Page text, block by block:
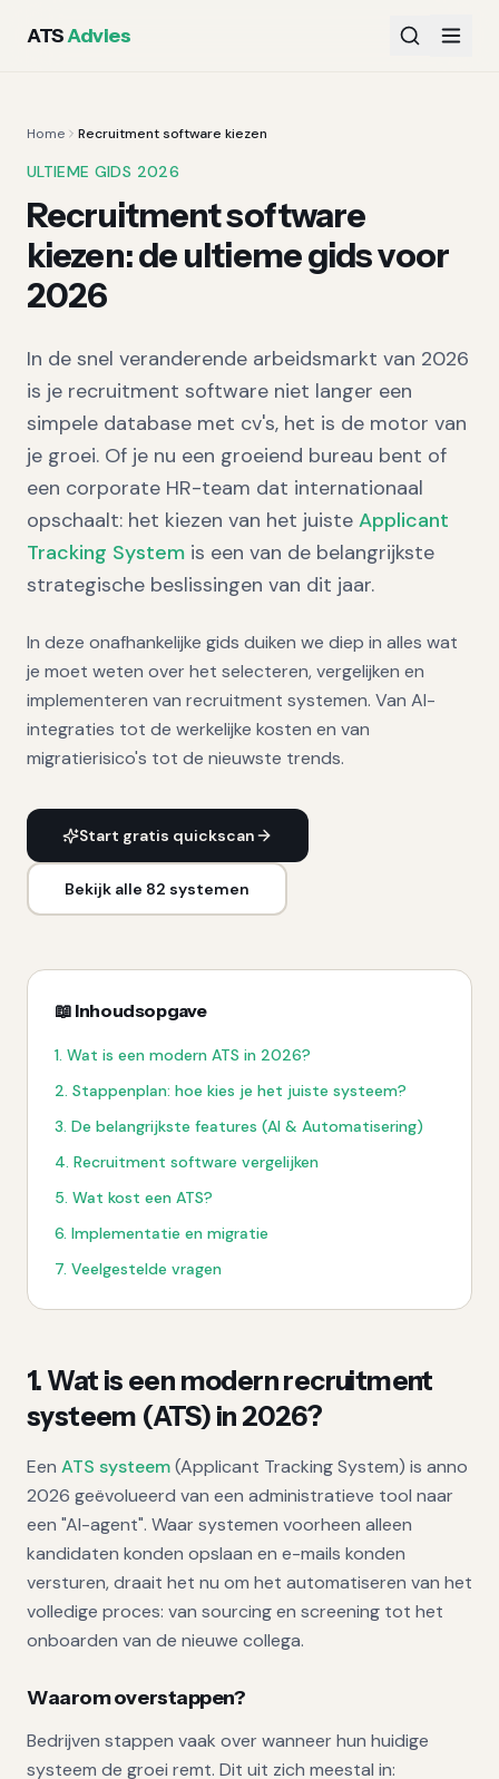
ATSAdvies
Home Recruitment software kiezen
ULTIEME GIDS 2026
Recruitment software
kiezen: de ultieme gids voor
2026
In de snel veranderende arbeidsmarkt van 2026
is je recruitment software niet langer een
simpele database met cv's, het is de motor van
je groei. Of je nu een groeiend bureau bent of
een corporate HR-team dat internationaal
opschaalt: het kiezen van het juiste Applicant
Tracking System is een van de belangrijkste
strategische beslissingen van dit jaar.
In deze onafhankelijke gids duiken we diep in alles wat
je moet weten over het selecteren, vergelijken en
implementeren van recruitment systemen. Van AI-
integraties tot de werkelijke kosten en van
migratierisico's tot de nieuwste trends.
Start gratis quickscan
Bekijk alle 82 systemen
📖 Inhoudsopgave
1. Wat is een modern ATS in 2026?
2. Stappenplan: hoe kies je het juiste systeem?
3. De belangrijkste features (AI & Automatisering)
4. Recruitment software vergelijken
5. Wat kost een ATS?
6. Implementatie en migratie
7. Veelgestelde vragen
1. Wat is een modern recruitment
systeem (ATS) in 2026?
Een ATS systeem(Applicant Tracking System) is anno
2026 geëvolueerd van een administratieve tool naar
een "AI-agent". Waar systemen voorheen alleen
kandidaten konden opslaan en e-mails konden
versturen, draait het nu om het automatiseren van het
volledige proces: van sourcing en screening tot het
onboarden van de nieuwe collega.
Waarom overstappen?
Bedrijven stappen vaak over wanneer hun huidige
systeem de groei remt. Dit uit zich meestal in: